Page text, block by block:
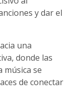
y dar el
una
donde las
música se
de conectar